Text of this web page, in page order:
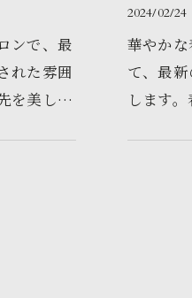
ンで、最
れた雰囲
を美しく
2024/02/24
華やか
て、最
します